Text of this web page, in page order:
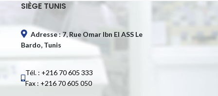
SIÈGE TUNIS
Adresse : 7, Rue Omar Ibn El ASS Le
Bardo, Tunis
Tél. : +216 70 605 333
Fax : +216 70 605 050